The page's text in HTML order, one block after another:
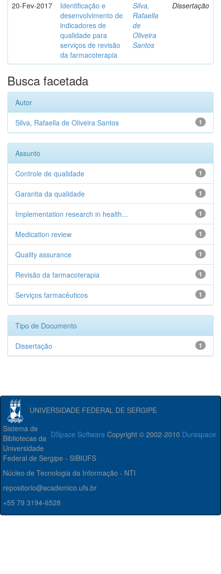
20-Fev-2017
Identificação e
desenvolvimento de
indicadores de
qualidade para
serviços de revisão
da farmacoterapia
Silva,
Rafaella
de
Oliveira
Santos
Dissertação
Busca facetada
Autor
1
Silva, Rafaella de Oliveira Santos
Assunto
1
Controle de qualidade
1
Garantia da qualidade
1
Implementation research in health...
1
Medication review
1
Quality assurance
1
Revisão da farmacoterapia
1
Serviços farmacêuticos
Tipo de Documento
1
Dissertação
UNIVERSIDADE FEDERAL DE SERGIPE
DSpace Software Copyright © 2002-2010 Duraspace
Sistema de
Bibliotecas da
Universidade
Federal de Sergipe - SIBIUFS
Núcleo de Tecnologia da Informação - NTI
repositorio@academico.ufs.br
+55 79 3194-6528